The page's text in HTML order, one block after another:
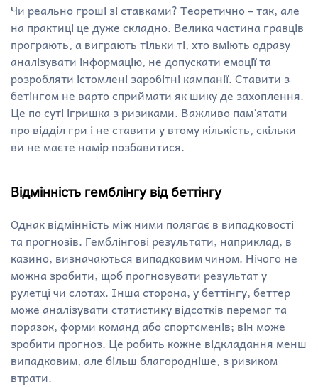
Чи реально гроші зі ставками? Теоретично – так, але
на практиці це дуже складно. Велика частина гравців
програють, а виграють тільки ті, хто вміють одразу
аналізувати інформацію, не допускати емоції та
розробляти істомлені заробітні кампанії. Ставити з
бетінгом не варто сприймати як шику де захоплення.
Це по суті ігришка з ризиками. Важливо пам’ятати
про відділ гри і не ставити у втому кількість, скільки
ви не маєте намір позбавитися.
Відмінність гемблінгу від беттінгу
Однак відмінність між ними полягає в випадковості
та прогнозів. Гемблінгові результати, наприклад, в
казино, визначаються випадковим чином. Нічого не
можна зробити, щоб прогнозувати результат у
рулетці чи слотах. Інша сторона, у беттінгу, беттер
може аналізувати статистику відсотків перемог та
поразок, форми команд або спортсменів; він може
зробити прогноз. Це робить кожне відкладання менш
випадковим, але більш благородніше, з ризиком
втрати.